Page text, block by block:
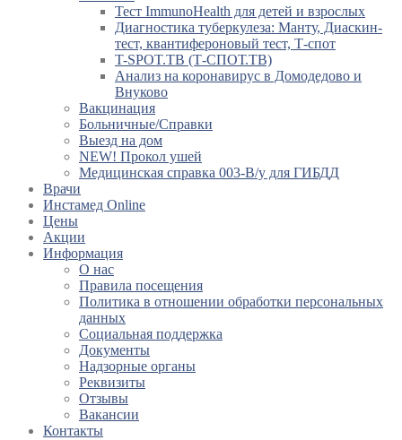
Тест ImmunoHealth для детей и взрослых
Диагностика туберкулеза: Манту, Диаскин-
тест, квантифероновый тест, Т-спот
T-SPOT.TB (Т-СПОТ.ТВ)
Анализ на коронавирус в Домодедово и
Внуково
Вакцинация
Больничные/Справки
Выезд на дом
NEW! Прокол ушей
Медицинская справка 003-В/у для ГИБДД
Врачи
Инстамед Online
Цены
Акции
Информация
О нас
Правила посещения
Политика в отношении обработки персональных
данных
Социальная поддержка
Документы
Надзорные органы
Реквизиты
Отзывы
Вакансии
Контакты